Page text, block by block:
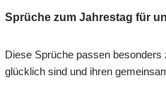
Sprüche zum Jahrestag für
Diese Sprüche passen
glücklich sind und ihren